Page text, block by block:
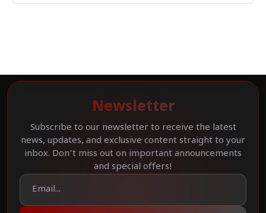
Newsletter
Subscribe to our newsletter to receive the latest
news, updates, and exclusive content straight to your
inbox. Don't miss out on important announcements
and special offers!